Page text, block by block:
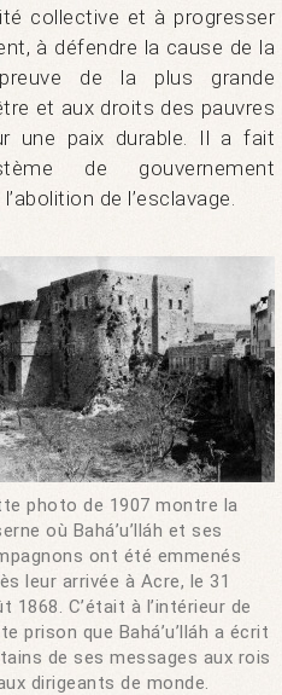
collective et à progresser
à défendre la cause de la
de la plus grande
et aux droits des pauvres
une paix durable. Il a fait
de gouvernement
de l’esclavage.
photo de 1907 montre la
où Bahá’u’lláh et ses
ont été emmenés
leur arrivée à Acre, le 31
1868. C’était à l’intérieur de
prison que Bahá’u’lláh a écrit
de ses messages aux rois
dirigeants de monde.